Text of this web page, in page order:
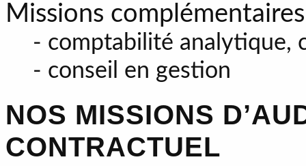
Missions
- comptabilité analytique,
- conseil en gestion
NOS MISSIONS
CONTRACTUEL